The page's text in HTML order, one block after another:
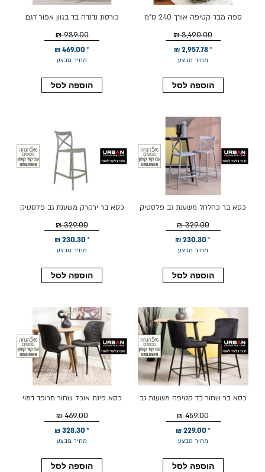
ספה מבד קטיפה אורך 240 ס"מ
מחיר מבצע
2,957.78 ₪
3,490.00 ₪
הוספה לסל
כורסת נדנדה בד בגוון אפור דגם
מחיר מבצע
469.00 ₪
939.00 ₪
הוספה לסל
כסא בר כחלחל משענת גב פלסטיק
מחיר מבצע
230.30 ₪
329.00 ₪
הוספה לסל
כסא בר ירקרק משענת גב פלסטיק
מחיר מבצע
230.30 ₪
329.00 ₪
הוספה לסל
כסא בר שחור בד קטיפה משענת גב
מחיר מבצע
229.00 ₪
459.00 ₪
הוספה לסל
כסא פינת אוכל שחור מרופד דמוי
מחיר מבצע
328.30 ₪
469.00 ₪
הוספה לסל